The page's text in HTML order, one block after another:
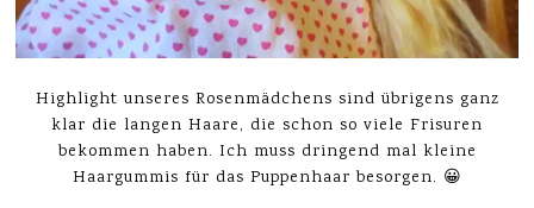
Highlight unseres Rosenmädchens sind übrigens ganz
klar die langen Haare, die schon so viele Frisuren
bekommen haben. Ich muss dringend mal kleine
Haargummis für das Puppenhaar besorgen. 😀